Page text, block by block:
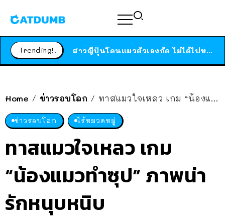
Trending!! ได้เวลาเด็กหนวดรวมตัว RF Online Next เปิดให้เล่นแล้ว เกม Sci-Fi MMORPG ระดับตำนาน เล่นได้ทั้งมือถือและ PC
Home / ข่าวรอบโลก / ทาสแมวใจเหลว เกม “น้องแมวทำซุป” ภาพน่ารักหนุบหนิบ
ข่าวรอบโลก ไร้หมวดหมู่
ทาสแมวใจเหลว เกม
“น้องแมวทำซุป” ภาพน่า
รักหนุบหนิบ